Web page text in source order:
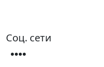
Соц. сети